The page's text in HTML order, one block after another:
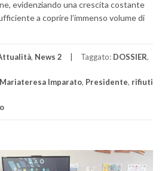
evidenziando una crescita costante
a coprire l’immenso volume di
, News 2 Taggato: DOSSIER,
Mariateresa Imparato, Presidente, rifiuti